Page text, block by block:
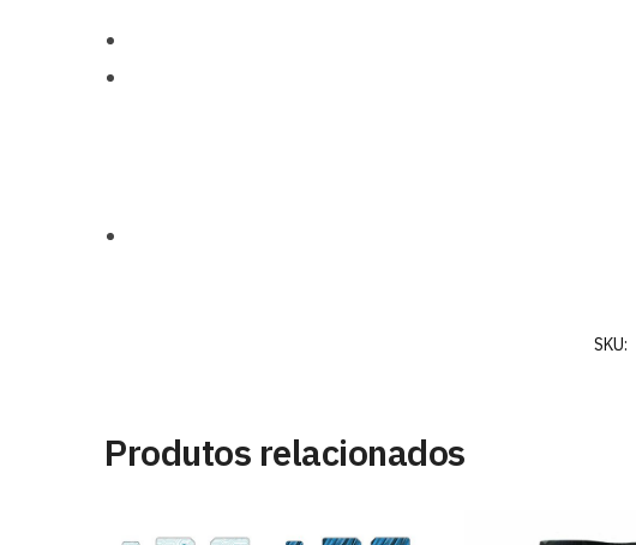
SKU:
Produtos relacionados